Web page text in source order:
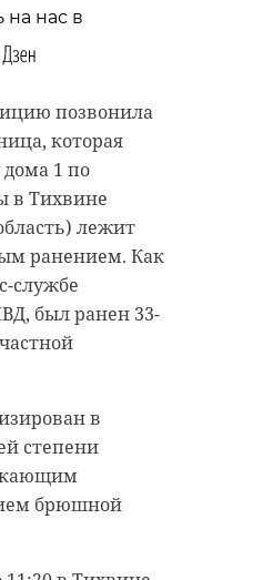
на нас в
позвонила
которая
дома 1 по
в Тихвине
лежит
ранением. Как
службе
был ранен 33-
в
степени
брюшной
на нас в
в Мурино
из
по
в тяжелом
житель. Как
источник, на
теменной
основания
рассказал,
кадрами
викингов
нас в
Дрозденко
официальной
кадрами,
викингов под